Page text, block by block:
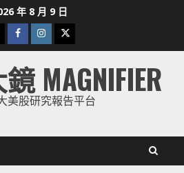
年 8 月 9 日
Facebook
Instagram
Twitter
MAGNIFIER
美股研究報告平台